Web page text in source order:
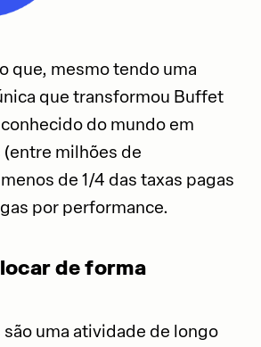
que, mesmo tendo uma
que transformou Buffet
do mundo em
milhões de
de 1/4 das taxas pagas
por performance.
de forma
uma atividade de longo